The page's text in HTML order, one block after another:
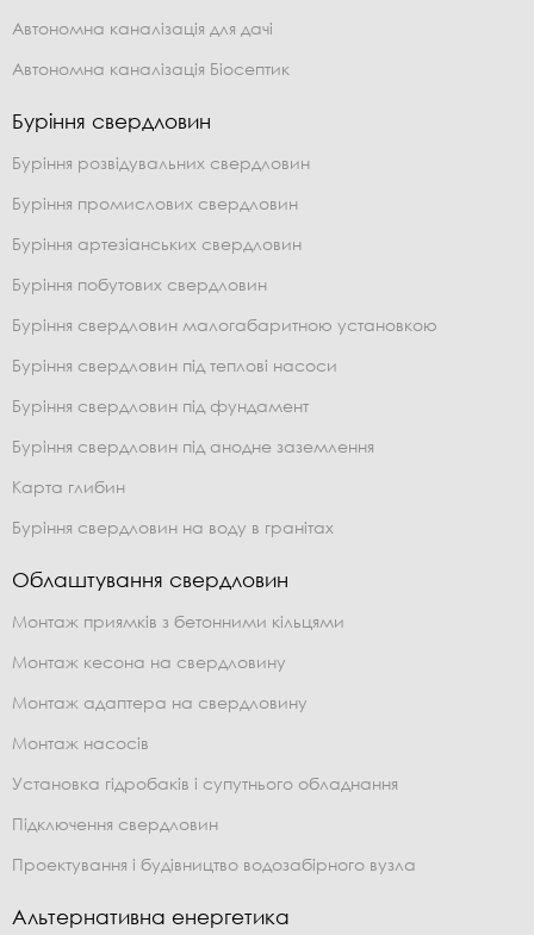
Автономна каналізація для дачі
Автономна каналізація Біосептик
Буріння свердловин
Буріння розвідувальних свердловин
Буріння промислових свердловин
Буріння артезіанських свердловин
Буріння побутових свердловин
Буріння свердловин малогабаритною установкою
Буріння свердловин під теплові насоси
Буріння свердловин під фундамент
Буріння свердловин під анодне заземлення
Карта глибин
Буріння свердловин на воду в гранітах
Облаштування свердловин
Монтаж приямків з бетонними кільцями
Монтаж кесона на свердловину
Монтаж адаптера на свердловину
Монтаж насосів
Установка гідробаків і супутнього обладнання
Підключення свердловин
Проектування і будівництво водозабірного вузла
Альтернативна енергетика